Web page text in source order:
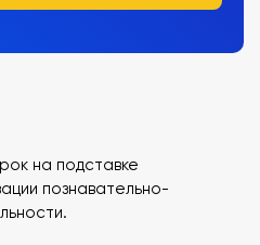
на подставке
познавательно-